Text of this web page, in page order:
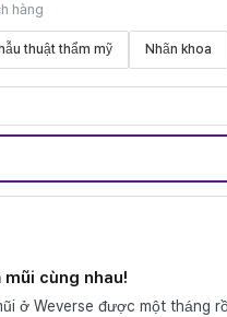
hàng
thuật thẩm mỹ Nhãn khoa
mũi cùng nhau!
ở Weverse được một tháng